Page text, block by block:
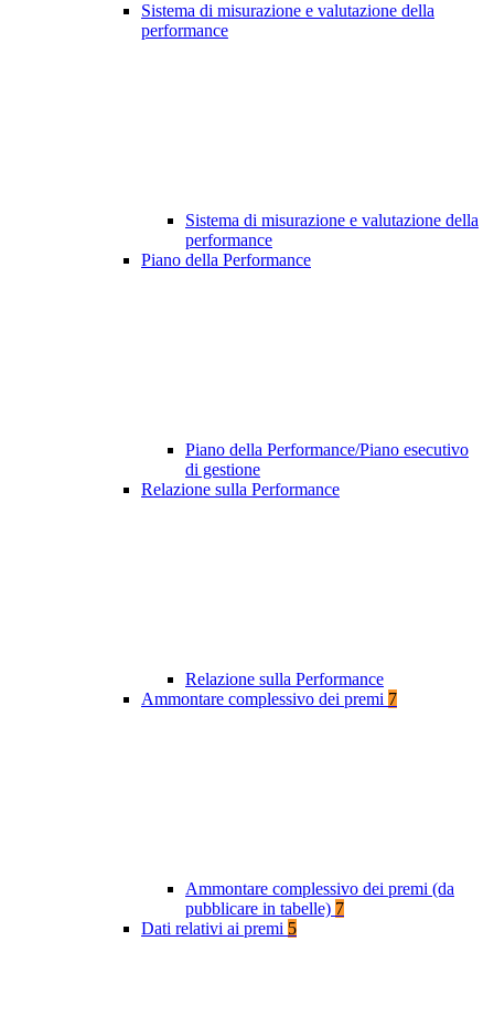
Sistema di misurazione e valutazione della
performance
Sistema di misurazione e valutazione della
performance
Piano della Performance
Piano della Performance/Piano esecutivo
di gestione
Relazione sulla Performance
Relazione sulla Performance
Ammontare complessivo dei premi 7
Ammontare complessivo dei premi (da
pubblicare in tabelle) 7
Dati relativi ai premi 5